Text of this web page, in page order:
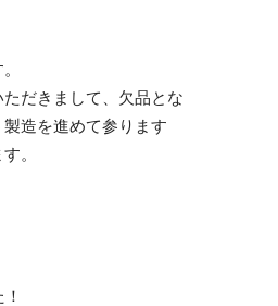
だきまして、欠品とな
造を進めて参ります
。